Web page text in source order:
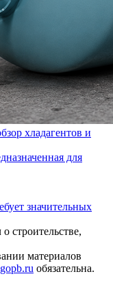
хладагентов и
для
значительных
строительстве,
материалов
gopb.ru обязательна.